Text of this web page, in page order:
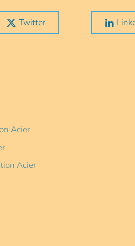
Twitter
Acier
Acier